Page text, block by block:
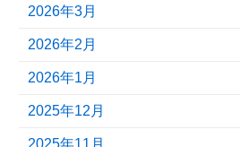
2026年3月
2026年2月
2026年1月
2025年12月